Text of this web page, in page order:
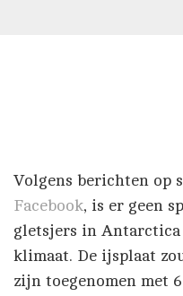
Volgens berichten op
Facebook, is er geen
gletsjers in
klimaat. De ijsplaat
zijn toegenomen met